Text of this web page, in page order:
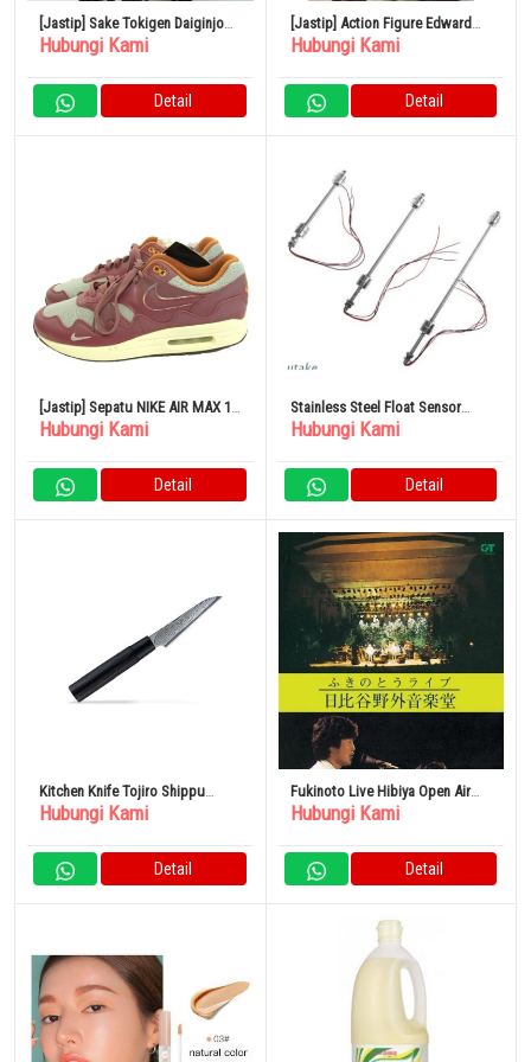
[Jastip] Sake Tokigen Daiginjo
Nakumito 1800ml
Hubungi Kami
Detail
[Jastip] Action Figure Edward
Newgate “One Piece” MEGA
Hubungi Kami
Detail
[Jastip] Sepatu NIKE AIR MAX 1
One Pata 28cm BRD Kulit
Hubungi Kami
Detail
Stainless Steel Float Sensor
Level Switch
Hubungi Kami
Detail
Kitchen Knife Tojiro Shippu
Black DP Damascus FD 1591
Hubungi Kami
Detail
Fukinoto Live Hibiya Open Air
Concert DVD
Hubungi Kami
Detail